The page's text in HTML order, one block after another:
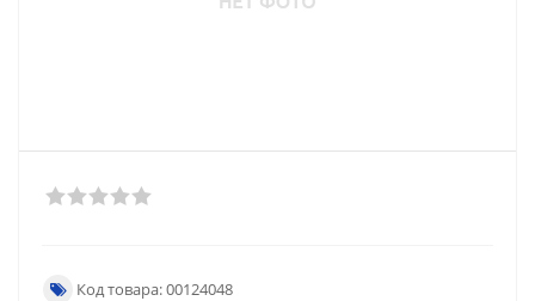
Код товара: 00124048